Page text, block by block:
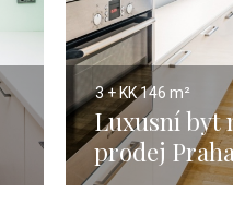
3 + KK146 m²
Luxusní byt
prodej
Malá Strana